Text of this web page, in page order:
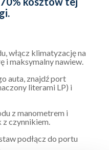
włącz klimatyzację na
i maksymalny nawiew.
auta, znajdź port
literami LP) i
z manometrem i
z czynnikiem.
podłącz do portu